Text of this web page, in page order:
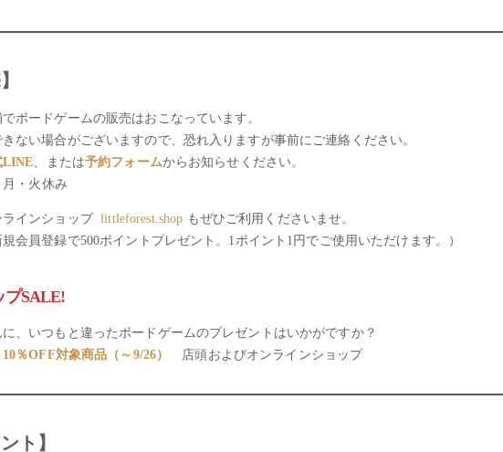
ボードゲームの販売はおこなっています。
ない場合がございますので、恐れ入りますが事前にご連絡ください。
LINE、または予約フォームからお知らせください。
・火休み
ラインショップlittleforest.shop もぜひご利用くださいませ。
会員登録で500ポイントプレゼント。1ポイント1円でご使用いただけます。）
プSALE!
、いつもと違ったボードゲームのプレゼントはいかがですか？
％OFF対象商品（～9/26） 店頭およびオンラインショップ
ト】